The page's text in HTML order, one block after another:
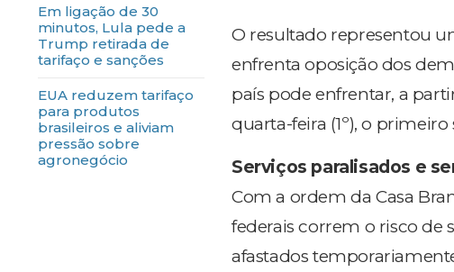
Em ligação de 30
minutos, Lula pede a
Trump retirada de
tarifaço e sanções
EUA reduzem tarifaço
para produtos
brasileiros e aliviam
pressão sobre
agronegócio
O resultado representou
enfrenta oposição dos
país pode enfrentar, a
quarta-feira (1º), o
Serviços paralisados e
Com a ordem da Casa
federais correm o risco de
afastados